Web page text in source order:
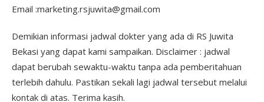
Email :marketing.rsjuwita@gmail.com
Demikian informasi jadwal dokter yang ada di RS Juwita
Bekasi yang dapat kami sampaikan. Disclaimer : jadwal
dapat berubah sewaktu-waktu tanpa ada pemberitahuan
terlebih dahulu. Pastikan sekali lagi jadwal tersebut melalui
kontak di atas. Terima kasih.